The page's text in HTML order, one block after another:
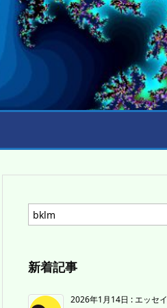
新着記事
2026年1月14日 :エッセイ